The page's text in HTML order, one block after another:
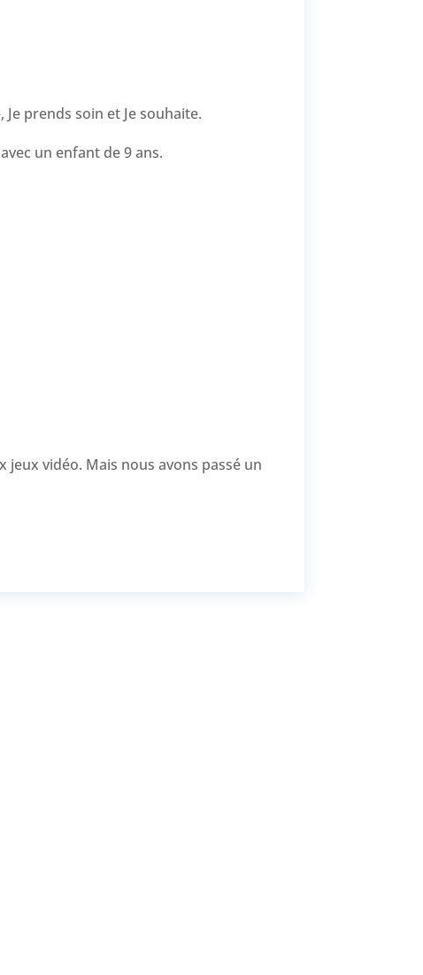
Je prends soin et Je souhaite.
un enfant de 9 ans.
vidéo. Mais nous avons passé un